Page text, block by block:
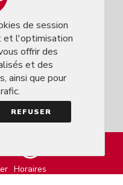
Horaires
de session
et l'optimisation
offrir des
et des
ainsi que pour
REFUSER